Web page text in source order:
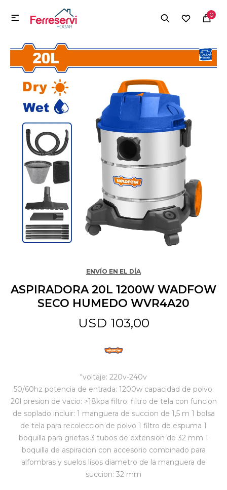
0

ENVÍO EN EL DÍA
ASPIRADORA 20L 1200W WADFOW
SECO HUMEDO WVR4A20
USD 103,00
"voltaje: 220v-240v
50/60hz potencia de entrada: 1200w capacidad de polvo:
20l presion de vacio: >18kpa filtro: filtro de tela con funcion
de soplado incluir: 1 manguera de succion de 1,5 m 1 bolsa
de tela para recoleccion de polvo 1 filtro de espuma 1
boquilla para grietas 3 tubos de extension de 32 mm 1
boquilla de aspiracion con accesorio combinado para
alfombras y suelos lisos diametro de la manguera de
succion: 32 mm
MI CUENTA
Menú Herramientas y Construcción
Herramientas y Construcción
Tecnología
Deportes
Camping
Mascotas
Gastronomía
Ferretería
Vestimenta y calzado